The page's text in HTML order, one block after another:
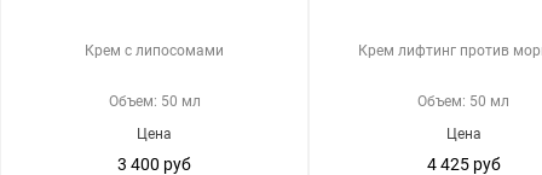
Крем с липосомами
Объем: 50 мл
Цена
3 400 руб
Крем лифтинг против
Объем: 50 мл
Цена
4 425 руб